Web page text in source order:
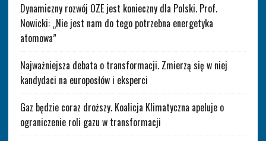
Dynamiczny rozwój OZE jest konieczny dla Polski. Prof.
Nowicki: „Nie jest nam do tego potrzebna energetyka
atomowa”
Najważniejsza debata o transformacji. Zmierzą się w niej
kandydaci na europosłów i eksperci
Gaz będzie coraz droższy. Koalicja Klimatyczna apeluje o
ograniczenie roli gazu w transformacji